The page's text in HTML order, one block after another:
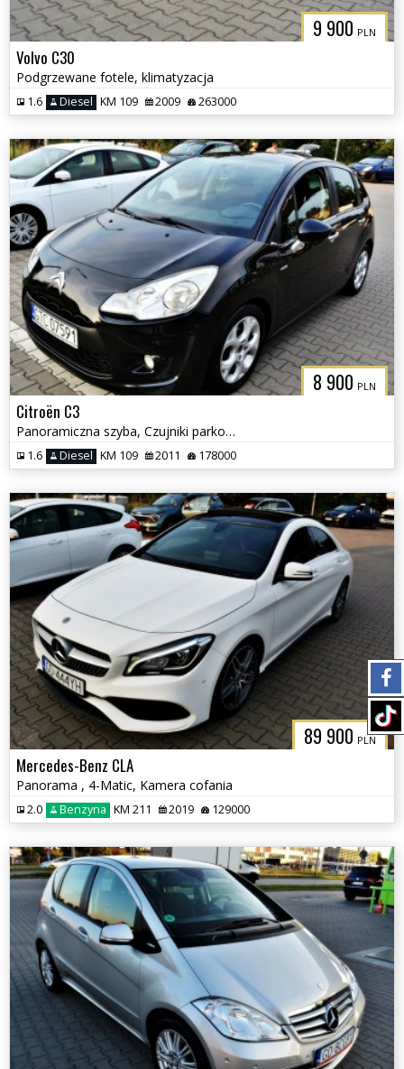
9 900 PLN
Volvo C30
Podgrzewane fotele, klimatyzacja
1.6 Diesel KM 109 2009 263000
8 900 PLN
Citroën C3
Panoramiczna szyba, Czujniki parkowania, Klimatyzacja
1.6 Diesel KM 109 2011 178000
89 900 PLN
Mercedes-Benz CLA
Panorama , 4-Matic, Kamera cofania
2.0 Benzyna KM 211 2019 129000